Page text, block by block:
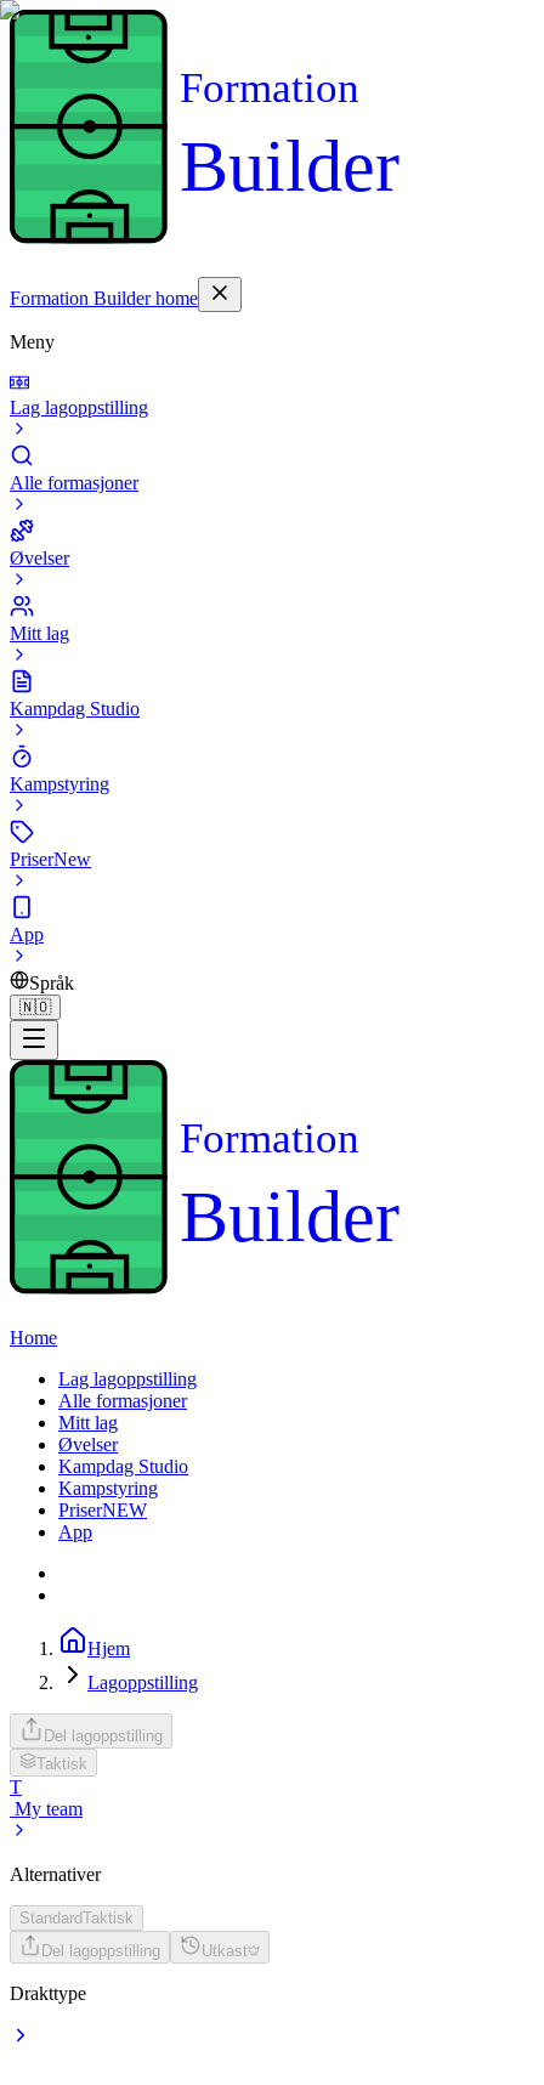
Formation
Builder
Formation Builder home
Meny
Lag lagoppstilling
Alle formasjoner
Øvelser
Mitt lag
Kampdag Studio
Kampstyring
PriserNew
App
Språk
🇳🇴
Formation
Builder
Home
Lag lagoppstilling
Alle formasjoner
Mitt lag
Øvelser
Kampdag Studio
Kampstyring
PriserNEW
App
Hjem
Lagoppstilling
Del lagoppstilling
Taktisk
T
My team
Alternativer
StandardTaktisk
Del lagoppstilling
Utkast
Drakttype